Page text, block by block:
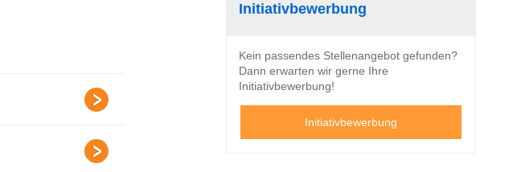
Initiativbewerbung
Kein passendes Stellenangebot gefunden?
Dann erwarten wir gerne Ihre
Initiativbewerbung!
Initiativbewerbung